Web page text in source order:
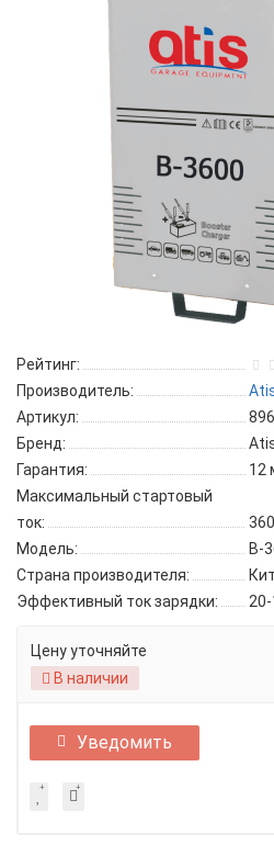
Рейтинг:
Производитель:
Артикул:
Бренд:
Гарантия:
12
Максимальный стартовый
ток:
Модель:
B-
Страна производителя:
Эффективный ток зарядки:
Цену уточняйте
В наличии
Уведомить